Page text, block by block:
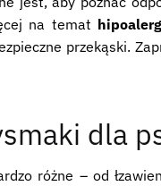
na temat
przekąski.
dla
różne – od